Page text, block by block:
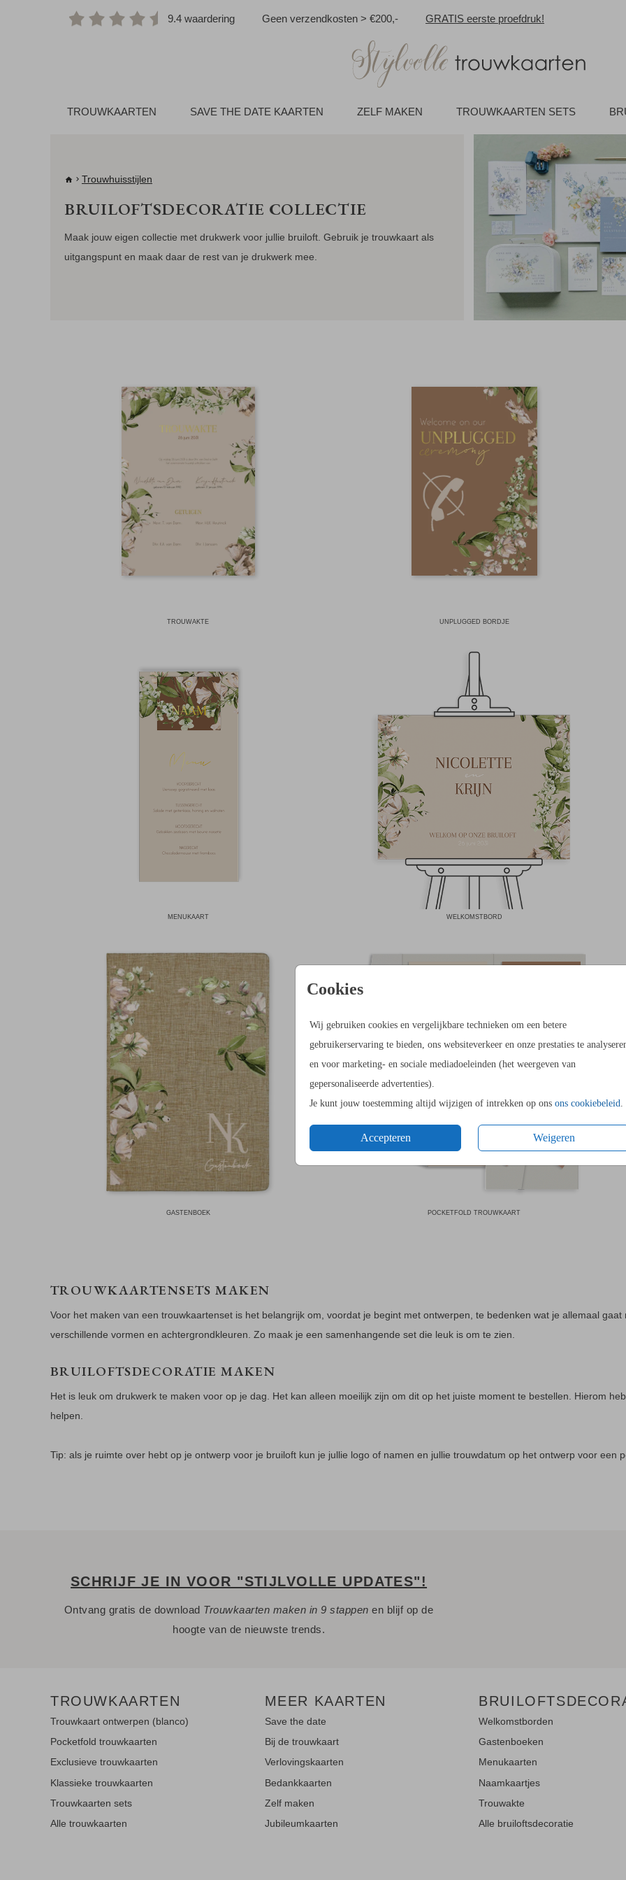
9.4 waardering Geen verzendkosten > €200,- GRATIS eerste proefdruk!
TROUWKAARTEN SAVE THE DATE KAARTEN ZELF MAKEN TROUWKAARTEN SETS
Cookies
Wij gebruiken cookies en vergelijkbare technieken om een betere
gebruikerservaring te bieden, ons websiteverkeer en onze prestaties te
en voor marketing- en sociale mediadoeleinden (het weergeven van
gepersonaliseerde advertenties).
Je kunt jouw toestemming altijd wijzigen of intrekken op ons ons cookiebeleid.
Accepteren Weigeren
Trouwhuisstijlen
BRUILOFTSDECORATIE COLLECTIE
Maak jouw eigen collectie met drukwerk voor jullie bruiloft. Gebruik je trouwkaart als
uitgangspunt en maak daar de rest van je drukwerk mee.
TROUWAKTE UNPLUGGED BORDJE
MENUKAART WELKOMSTBORD
GASTENBOEK POCKETFOLD TROUWKAART
TROUWKAARTENSETS MAKEN
Voor het maken van een trouwkaartenset is het belangrijk om, voordat je begint met ontwerpen, te bedenken wat je allemaal
verschillende vormen en achtergrondkleuren. Zo maak je een samenhangende set die leuk is om te zien.
BRUILOFTSDECORATIE MAKEN
Het is leuk om drukwerk te maken voor op je dag. Het kan alleen moeilijk zijn om dit op het juiste moment te bestellen. Hierom
helpen.
Tip: als je ruimte over hebt op je ontwerp voor je bruiloft kun je jullie logo of namen en jullie trouwdatum op het ontwerp voor een
SCHRIJF JE IN VOOR "STIJLVOLLE UPDATES"!
Ontvang gratis de download Trouwkaarten maken in 9 stappen en blijf op de
hoogte van de nieuwste trends.
TROUWKAARTEN
Trouwkaart ontwerpen (blanco)
Pocketfold trouwkaarten
Exclusieve trouwkaarten
Klassieke trouwkaarten
Trouwkaarten sets
Alle trouwkaarten
MEER KAARTEN
Save the date
Bij de trouwkaart
Verlovingskaarten
Bedankkaarten
Zelf maken
Jubileumkaarten
Welkomstborden
Gastenboeken
Menukaarten
Naamkaartjes
Trouwakte
Alle bruiloftsdecoratie